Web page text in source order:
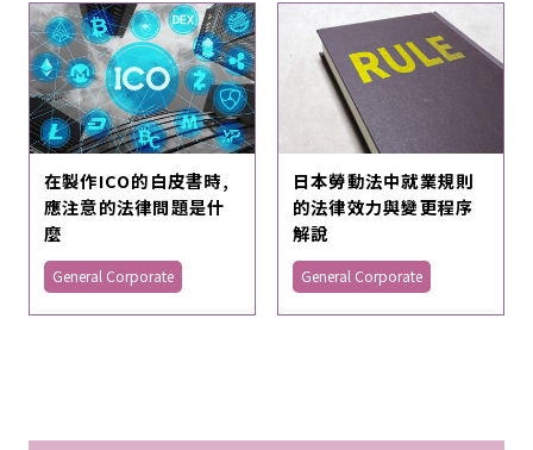
在製作ICO的白皮書時,
應注意的法律問題是什
麼
General Corporate
日本勞動法中就業規則
的法律效力與變更程序
解說
General Corporate